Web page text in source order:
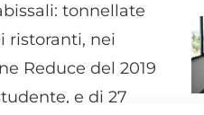
tonnellate
ristoranti, nei
Reduce del 2019
e di 27